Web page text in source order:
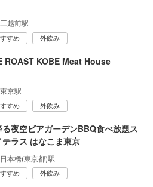
三越前駅
すめ 外飲み
THE ROAST KOBE Meat House
東京駅
すめ 外飲み
る夜空ビアガーデンBBQ食べ放題ス
テラス はなこま東京
日本橋(東京都)駅
すめ 外飲み